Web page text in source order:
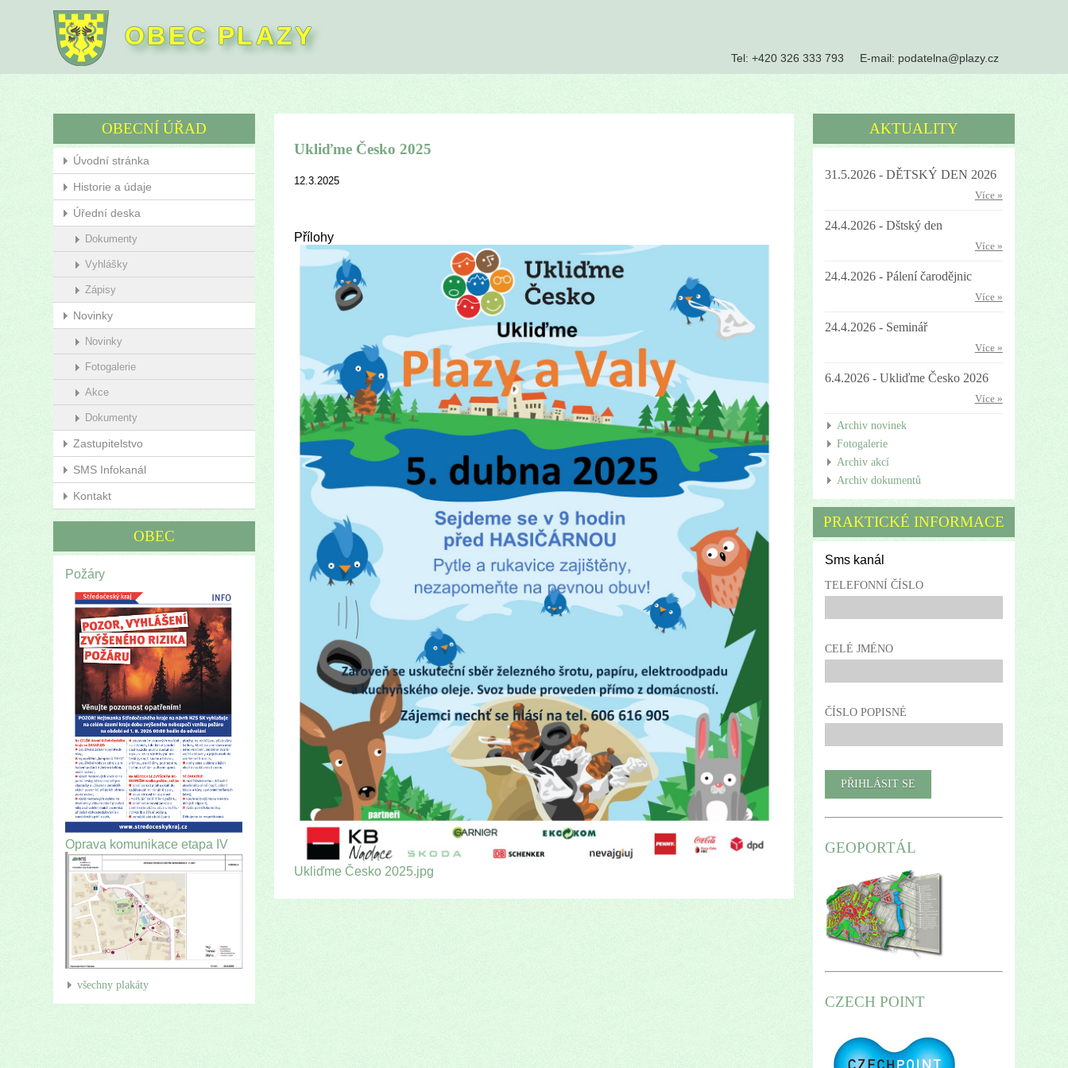
OBEC PLAZY
Tel: +420 326 333 793 E-mail: podatelna@plazy.cz
OBECNÍ ÚŘAD
Úvodní stránka
Historie a údaje
Úřední deska
Dokumenty
Vyhlášky
Zápisy
Novinky
Novinky
Fotogalerie
Akce
Dokumenty
Zastupitelstvo
SMS Infokanál
Kontakt
OBEC
Požáry
Oprava komunikace etapa IV
všechny plakáty
Ukliďme Česko 2025
12.3.2025
Přílohy
Ukliďme Česko 2025.jpg
AKTUALITY
31.5.2026 - DĚTSKÝ DEN 2026
Více »
24.4.2026 - Dštský den
Více »
24.4.2026 - Pálení čarodějnic
Více »
24.4.2026 - Seminář
Více »
6.4.2026 - Ukliďme Česko 2026
Více »
Archiv novinek
Fotogalerie
Archiv akcí
Archiv dokumentů
PRAKTICKÉ INFORMACE
Sms kanál
TELEFONNÍ ČÍSLO
CELÉ JMÉNO
ČÍSLO POPISNÉ
GEOPORTÁL
CZECH POINT